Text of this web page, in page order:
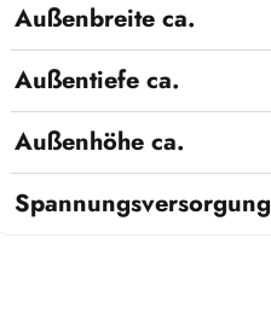
Außenbreite ca.
Außentiefe ca.
Außenhöhe ca.
Spannungsversorgung